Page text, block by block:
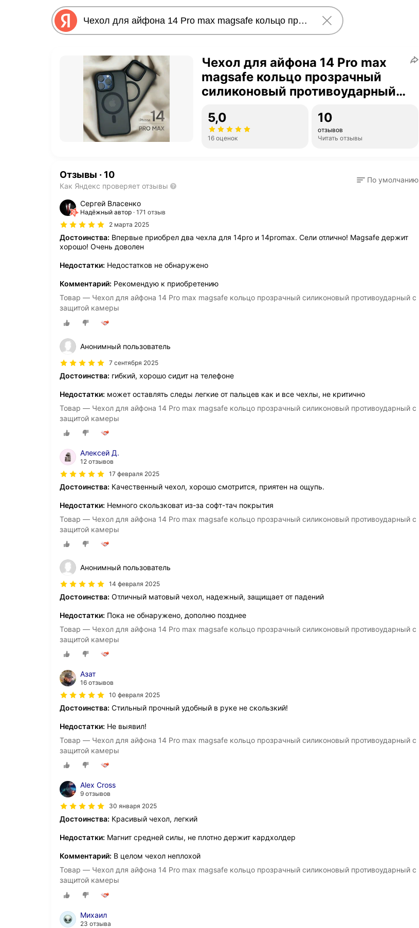
Чехол для айфона 14 Pro max
magsafe кольцо прозрачный
силиконовый противоударный с
5,0
16 оценок
10
отзывов
Читать отзывы
Отзывы · 10
Как Яндекс проверяет отзывы
По умолчанию
Сергей Власенко
Надёжный автор 171 отзыв
2 марта 2025
Достоинства: Впервые приобрел два чехла для 14pro и 14promax. Сели отлично! Magsafe держит
хорошо! Очень доволен
Недостатки: Недостатков не обнаружено
Комментарий: Рекомендую к приобретению
Товар — Чехол для айфона 14 Pro max magsafe кольцо прозрачный силиконовый противоударный с
защитой камеры
Анонимный пользователь
7 сентября 2025
Достоинства: гибкий, хорошо сидит на телефоне
Недостатки: может оставлять следы легкие от пальцев как и все чехлы, не критично
Товар — Чехол для айфона 14 Pro max magsafe кольцо прозрачный силиконовый противоударный с
защитой камеры
Алексей Д.
12 отзывов
17 февраля 2025
Достоинства: Качественный чехол, хорошо смотрится, приятен на ощупь.
Недостатки: Немного скользковат из-за софт-тач покрытия
Товар — Чехол для айфона 14 Pro max magsafe кольцо прозрачный силиконовый противоударный с
защитой камеры
Анонимный пользователь
14 февраля 2025
Достоинства: Отличный матовый чехол, надежный, защищает от падений
Недостатки: Пока не обнаружено, дополню позднее
Товар — Чехол для айфона 14 Pro max magsafe кольцо прозрачный силиконовый противоударный с
защитой камеры
Азат
16 отзывов
10 февраля 2025
Достоинства: Стильный прочный удобный в руке не скользкий!
Недостатки: Не выявил!
Товар — Чехол для айфона 14 Pro max magsafe кольцо прозрачный силиконовый противоударный с
защитой камеры
Alex Cross
9 отзывов
30 января 2025
Достоинства: Красивый чехол, легкий
Недостатки: Магнит средней силы, не плотно держит кардхолдер
Комментарий: В целом чехол неплохой
Товар — Чехол для айфона 14 Pro max magsafe кольцо прозрачный силиконовый противоударный с
защитой камеры
Михаил
23 отзыва